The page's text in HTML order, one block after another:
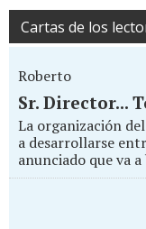
Cartas de los
Roberto
Sr. Director...
La organización
a desarrollarse
anunciado que va